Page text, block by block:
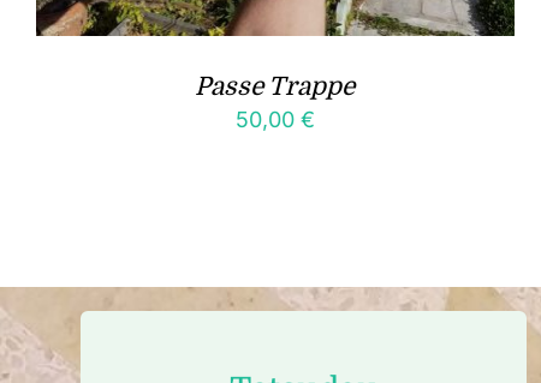
Passe Trappe
50,00 €